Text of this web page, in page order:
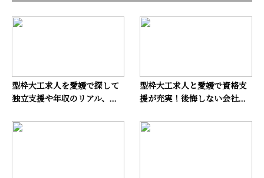
型枠大工求人を愛媛で探して
独立支援や年収のリアル、...
型枠大工求人と愛媛で資格支
援が充実！後悔しない会社...